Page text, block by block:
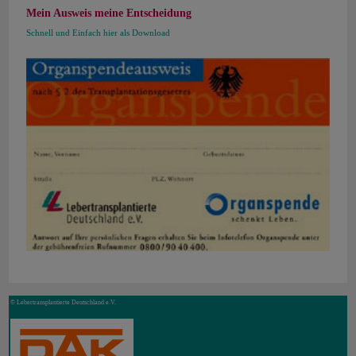
Mein Ausweis meine Entscheidung
Schnell und Einfach hier als Download
© Lebertransplantierte Deutschland e.V.